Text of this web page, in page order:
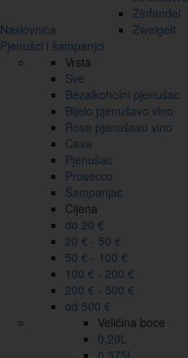
Naslovnica
Zinfandel
Zweigelt
Pjenušci i šampanjci
Vrsta
Sve
Bezalkoholni pjenušac
Bijelo pjenušavo vino
Rose pjenušavo vino
Cava
Pjenušac
Prosecco
Šampanjac
Cijena
do 20 €
20 € - 50 €
50 € - 100 €
100 € - 200 €
200 € - 500 €
od 500 €
Veličina boce
0,20L